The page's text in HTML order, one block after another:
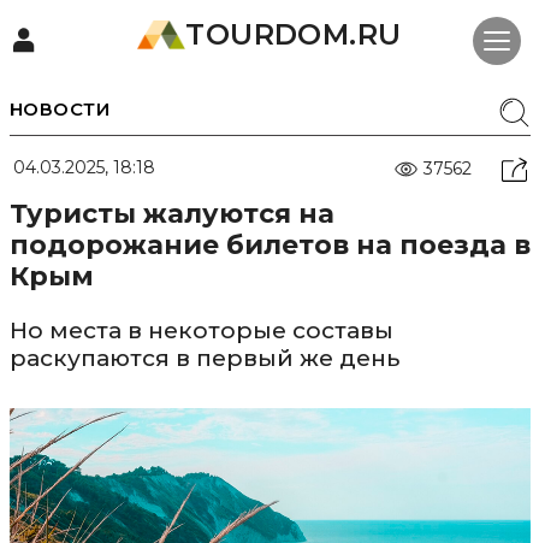
TOURDOM.RU
НОВОСТИ
04.03.2025, 18:18 37562
Туристы жалуются на
подорожание билетов на поезда в
Крым
Но места в некоторые составы
раскупаются в первый же день